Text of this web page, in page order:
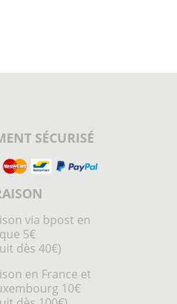
SÉCURISÉ
via bpost en
5€
dès 40€)
en France et
10€